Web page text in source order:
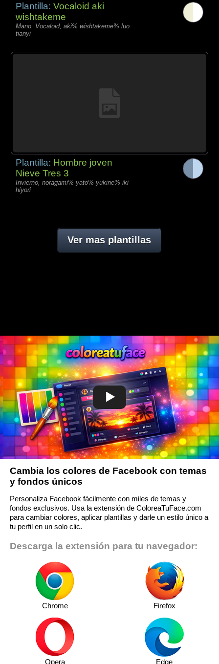
Plantilla:Vocaloid aki
wishtakeme
Mano, Vocaloid, aki% wishtakeme% luo
tianyi
Plantilla: Hombre joven
Nieve Tres 3
Invierno, noragami% yato% yukine% iki
hiyori
Ver mas plantillas
Cambia los colores de Facebook con temas
y fondos únicos
Personaliza Facebook fácilmente con miles de temas y
fondos exclusivos. Usa la extensión de ColoreaTuFace.com
para cambiar colores, aplicar plantillas y darle un estilo único a
tu perfil en un solo clic.
Descarga la extensión para tu navegador:
Chrome Firefox
Opera Edge